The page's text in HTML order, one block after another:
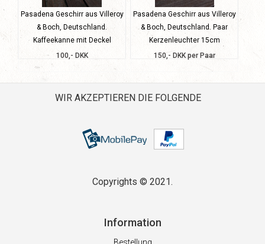
Pasadena Geschirr aus Villeroy
& Boch, Deutschland.
Kaffeekanne mit Deckel
100,- DKK
Pasadena Geschirr aus Villeroy
& Boch, Deutschland. Paar
Kerzenleuchter 15cm
150,- DKK per Paar
WIR AKZEPTIEREN DIE FOLGENDE
Copyrights © 2021.
Information
Bestellung